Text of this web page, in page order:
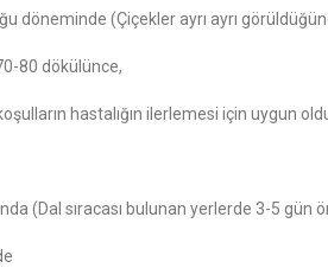
döneminde (Çiçekler ayrı ayrı
80 dökülünce,
hastalığın ilerlemesi için uygun
(Dal sıracası bulunan yerlerde 3-5 gün